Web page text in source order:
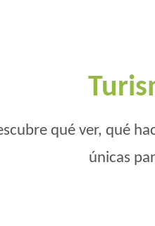
qué ver, qué
únicas